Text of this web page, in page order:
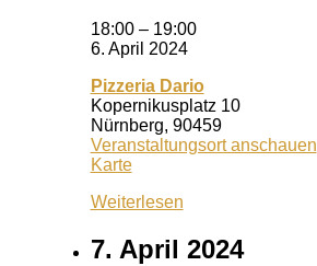
18:00 – 19:00
6. April 2024
Pizzeria Dario
Kopernikusplatz 10
Nürnberg, 90459
Veranstaltungsort anschauen
KartePizzeria
Weiterlesen
7. April 2024